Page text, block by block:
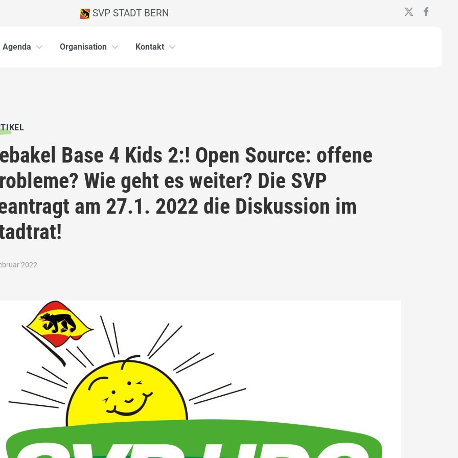
SVP STADT BERN
Agenda Organisation Kontakt
Base 4 Kids 2:! Open Source: offene
Wie geht es weiter? Die SVP
am 27.1. 2022 die Diskussion im
2022